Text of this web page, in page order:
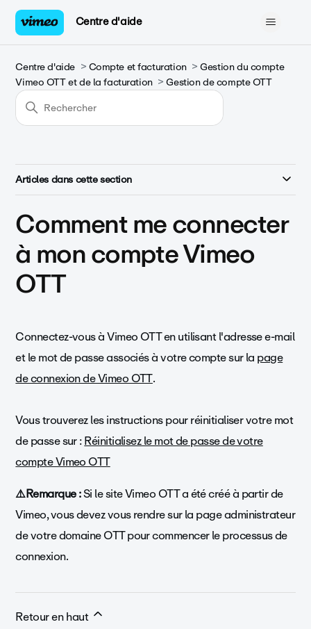
Centre d'aide
Centre d'aide Compte et facturation
Gestion du compte
Vimeo OTT et de la facturation
Gestion de compte OTT
Articles dans cette section
Comment me connecter
à mon compte Vimeo
OTT
Connectez-vous à Vimeo OTT en utilisant l'adresse e-mail
et le mot de passe associés à votre compte sur lapage
de connexion de Vimeo OTT.
Vous trouverez les instructions pour réinitialiser votre mot
de passe sur :Réinitialisez le mot de passe de votre
compte Vimeo OTT
⚠️Remarque :Si le site Vimeo OTT a été créé à partir de
Vimeo, vous devez vous rendre sur la page administrateur
de votre domaine OTT pour commencer le processus de
connexion.
Retour en haut